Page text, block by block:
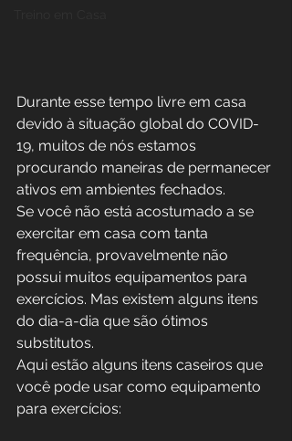
Durante esse tempo livre em casa
devido à situação global do COVID-
19, muitos de nós estamos
procurando maneiras de permanecer
ativos em ambientes fechados.
Se você não está acostumado a se
exercitar em casa com tanta
frequência, provavelmente não
possui muitos equipamentos para
exercícios. Mas existem alguns itens
do dia-a-dia que são ótimos
substitutos.
Aqui estão alguns itens caseiros que
você pode usar como equipamento
para exercícios: